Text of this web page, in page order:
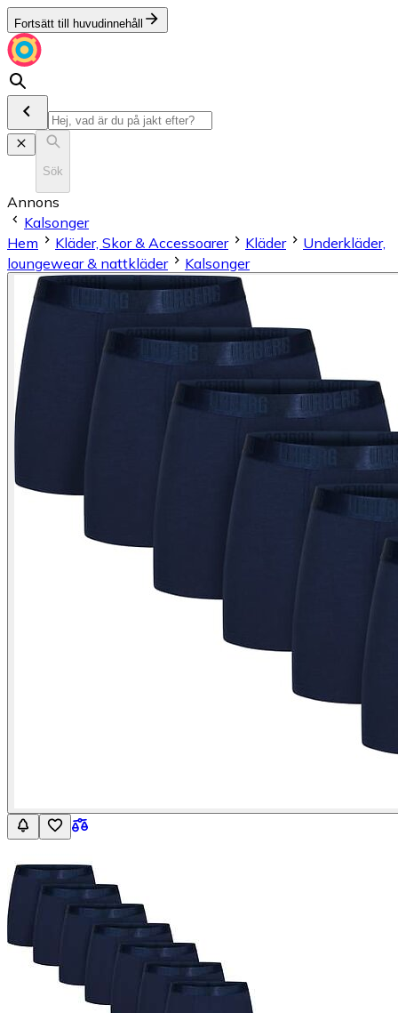
Fortsätt till huvudinnehåll
Sök
Annons
Kalsonger
Hem
Kläder, Skor & Accessoarer Kläder
Underkläder,
loungewear & nattkläder
Kalsonger